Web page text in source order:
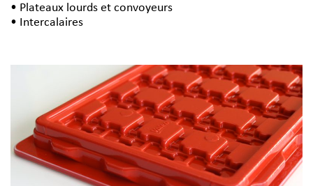
• Plateaux lourds et convoyeurs
• Intercalaires